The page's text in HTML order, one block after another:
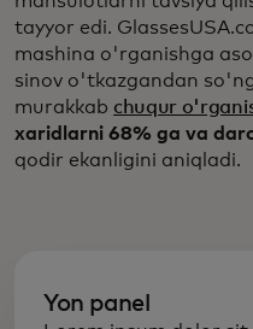
tayyor edi.
mashina o'rganishga
sinov o'tkazgandan
murakkab chuqur
xaridlarni 68% ga va
qodir ekanligini aniqladi.
Yon panel